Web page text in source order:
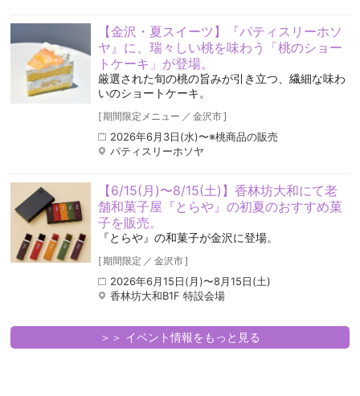
【金沢・夏スイーツ】『パティスリーホソ
ヤ』に、瑞々しい桃を味わう「桃のショー
トケーキ」が登場。
厳選された旬の桃の旨みが引き立つ、繊細な味わ
いのショートケーキ。
[期間限定メニュー ／ 金沢市]
2026年6月3日(水)〜※桃商品の販売
パティスリーホソヤ
【6/15(月)〜8/15(土)】香林坊大和にて老
舗和菓子屋『とらや』の初夏のおすすめ菓
子を販売。
『とらや』の和菓子が金沢に登場。
[期間限定 ／ 金沢市]
2026年6月15日(月)〜8月15日(土)
香林坊大和B1F 特設会場
＞＞ イベント情報をもっと見る